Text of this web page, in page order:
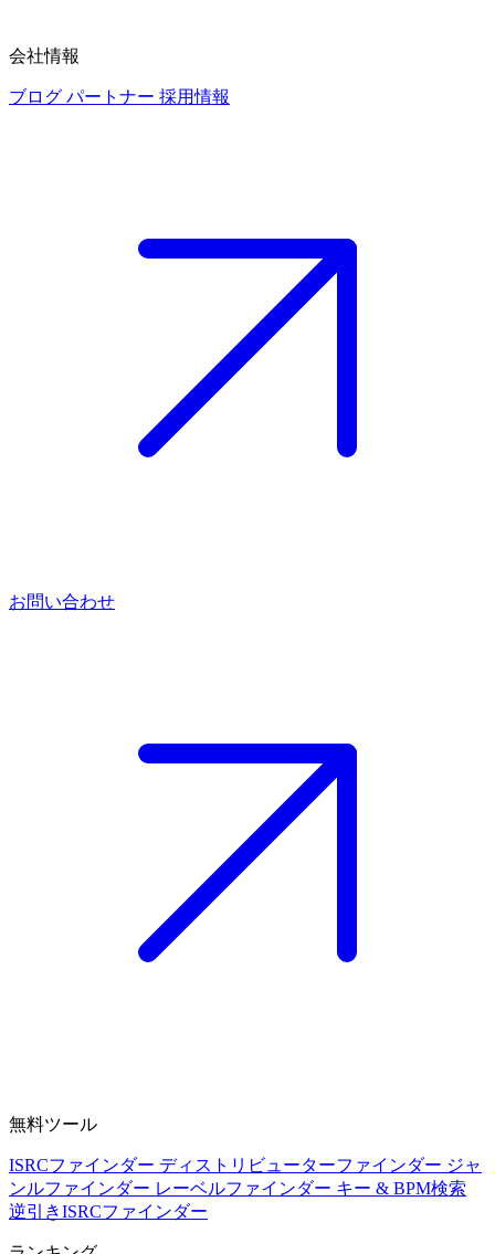
会社情報
ブログ パートナー 採用情報
お問い合わせ
無料ツール
ISRCファインダー ディストリビューターファインダー ジャ
ンルファインダー レーベルファインダー キー & BPM検索
逆引きISRCファインダー